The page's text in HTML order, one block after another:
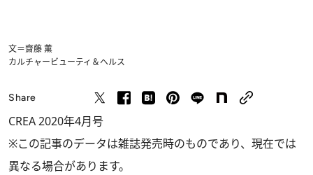
文＝齋藤 薫
カルチャービューティ＆ヘルス
Share
CREA 2020年4月号
※この記事のデータは雑誌発売時のものであり、現在では
異なる場合があります。